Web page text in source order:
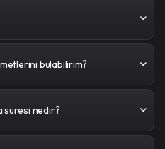
bulabilirim?
süresi nedir?